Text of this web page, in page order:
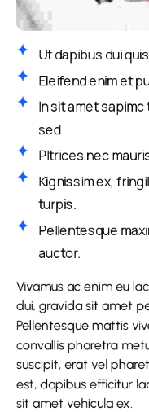
Ut dapibus dui
Eleifend enim et
In sit amet
sed
Pltrices nec
Kignissim ex,
turpis.
Pellentesque
auctor.
Vivamus ac enim eu
dui, gravida sit amet
Pellentesque mattis
convallis pharetra
suscipit, erat vel
est, dapibus efficitur
sit amet vehicula ex.